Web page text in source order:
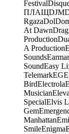
Festival
ПЛАЩDJM
RgazaDol
At Dawn
Production
A Production
Sounds
SoundEasy
TelemarkEG
BirdElectrola
Musician
SpecialElvis
Gem
Manhattan
SmileEnigma